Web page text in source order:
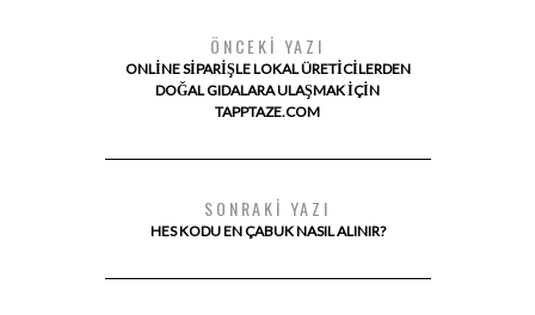
ÖNCEKI YAZI
ONLINE SIPARIŞLE LOKAL ÜRETICILERDEN
DOĞAL GIDALARA ULAŞMAK IÇIN
TAPPTAZE.COM
SONRAKI YAZI
HES KODU EN ÇABUK NASIL ALINIR?